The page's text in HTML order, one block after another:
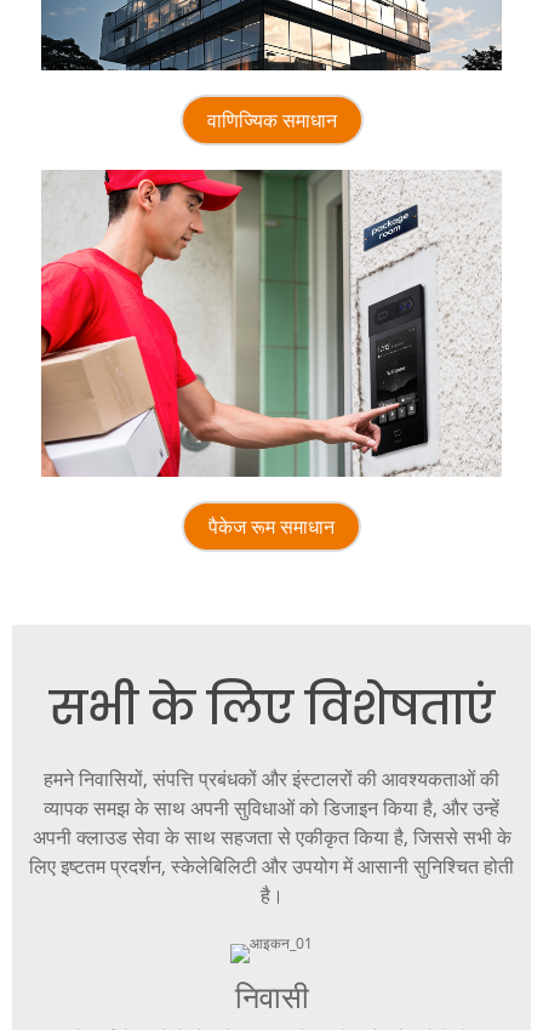
वाणिज्यिक समाधान
पैकेज रूम समाधान
सभी के लिए विशेषताएं
हमने निवासियों, संपत्ति प्रबंधकों और इंस्टालरों की आवश्यकताओं की
व्यापक समझ के साथ अपनी सुविधाओं को डिजाइन किया है, और उन्हें
अपनी क्लाउड सेवा के साथ सहजता से एकीकृत किया है, जिससे सभी के
लिए इष्टतम प्रदर्शन, स्केलेबिलिटी और उपयोग में आसानी सुनिश्चित होती
है।
निवासी